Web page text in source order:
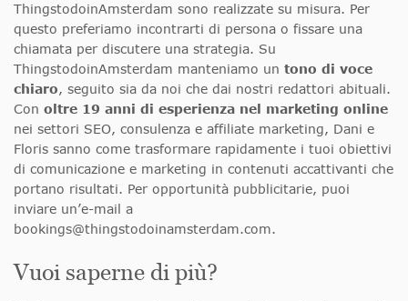
ThingstodoinAmsterdam sono realizzate su misura. Per
questo preferiamo incontrarti di persona o fissare una
chiamata per discutere una strategia. Su
ThingstodoinAmsterdam manteniamo un tono di voce
chiaro, seguito sia da noi che dai nostri redattori abituali.
Con oltre 19 anni di esperienza nel marketing online
nei settori SEO, consulenza e affiliate marketing, Dani e
Floris sanno come trasformare rapidamente i tuoi obiettivi
di comunicazione e marketing in contenuti accattivanti che
portano risultati. Per opportunità pubblicitarie, puoi
inviare un’e-mail a
bookings@thingstodoinamsterdam.com.
Vuoi saperne di più?